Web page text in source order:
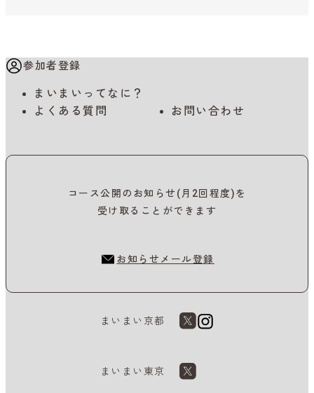
参加者登録
まいまいってなに？
よくある質問
お問い合わせ
コース公開のお知らせ(月2回程度)を
受け取ることができます
お知らせメール登録
まいまい京都
まいまい東京